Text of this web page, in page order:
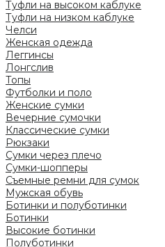
Туфли на высоком каблуке
Туфли на низком каблуке
Челси
Женская одежда
Леггинсы
Лонгслив
Топы
Футболки и поло
Женские сумки
Вечерние сумочки
Классические сумки
Рюкзаки
Сумки через плечо
Сумки-шопперы
Съемные ремни для сумок
Мужская обувь
Ботинки и полуботинки
Ботинки
Высокие ботинки
Полуботинки